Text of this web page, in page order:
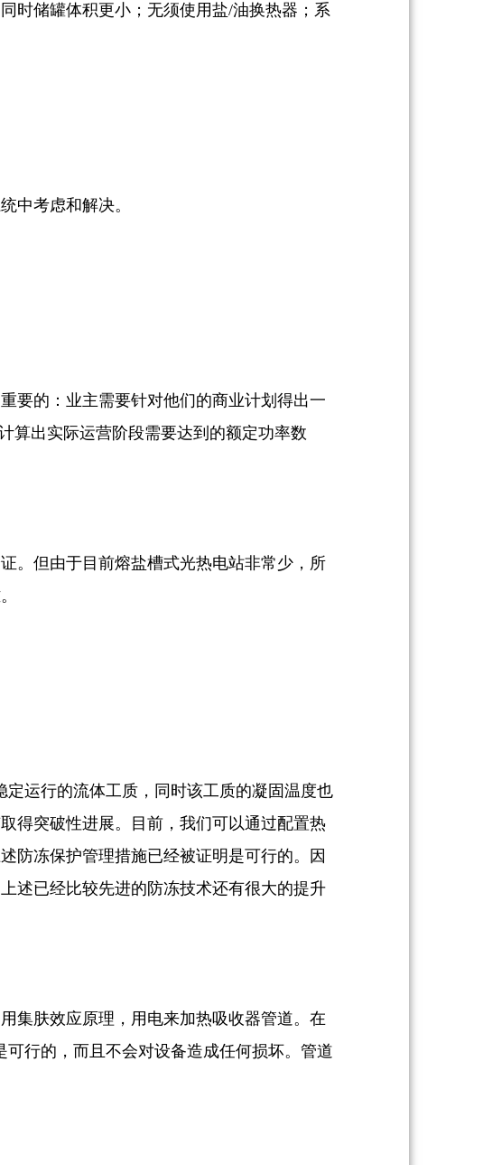
时储罐体积更小；无须使用盐/油换热器；系
中考虑和解决。
要的：业主需要针对他们的商业计划得出一
算出实际运营阶段需要达到的额定功率数
。但由于目前熔盐槽式光热电站非常少，所
运行的流体工质，同时该工质的凝固温度也
得突破性进展。目前，我们可以通过配置热
防冻保护管理措施已经被证明是可行的。因
述已经比较先进的防冻技术还有很大的提升
集肤效应原理，用电来加热吸收器管道。在
行的，而且不会对设备造成任何损坏。管道